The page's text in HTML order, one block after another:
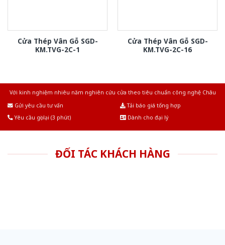
Cửa Thép Vân Gỗ SGD-
KM.TVG-2C-1
Cửa Thép Vân Gỗ SGD-
KM.TVG-2C-16
Với kinh nghiệm nhiêu năm nghiên cứu cửa theo tiêu chuẩn công nghệ Châu
Gửi yêu cầu tư vấn
Tải báo giá tổng hợp
Yêu cầu gọi lại (3 phút)
Dành cho đại lý
ĐỐI TÁC KHÁCH HÀNG